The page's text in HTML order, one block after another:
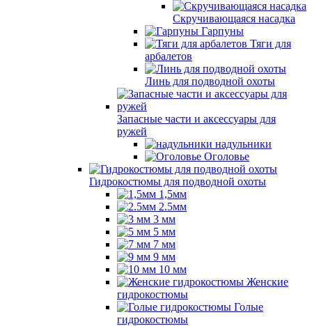
Скручивающаяся насадка
Гарпуны
Тяги для
арбалетов
Линь для подводной охоты
Запасные части и аксессуары для
ружей
надульники
Оголовье
Гидрокостюмы для подводной охоты
1,5мм
2.5мм
3 мм
5 мм
7 мм
9 мм
10 мм
Женские
гидрокостюмы
Голые
гидрокостюмы